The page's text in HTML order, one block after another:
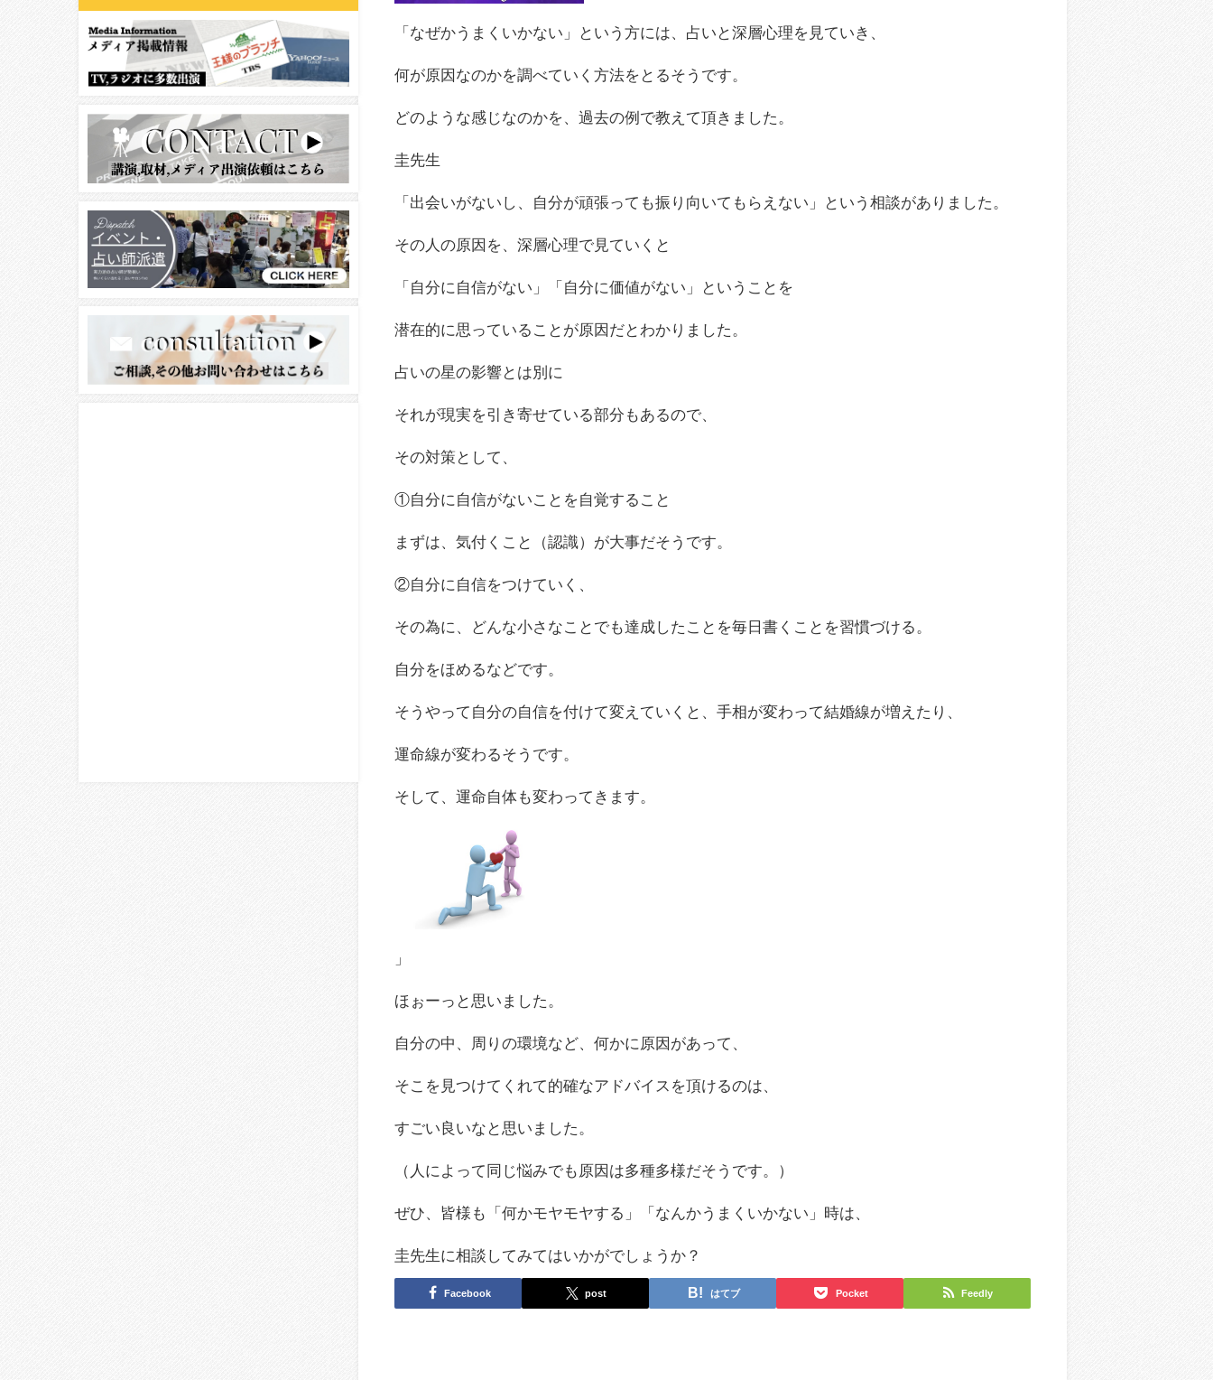
「なぜかうまくいかない」という方には、占いと深層心理を見ていき、
何が原因なのかを調べていく方法をとるそうです。
どのような感じなのかを、過去の例で教えて頂きました。
圭先生
「出会いがないし、自分が頑張っても振り向いてもらえない」という相談がありました。
その人の原因を、深層心理で見ていくと
「自分に自信がない」「自分に価値がない」ということを
潜在的に思っていることが原因だとわかりました。
占いの星の影響とは別に
それが現実を引き寄せている部分もあるので、
その対策として、
①自分に自信がないことを自覚すること
まずは、気付くこと（認識）が大事だそうです。
②自分に自信をつけていく、
その為に、どんな小さなことでも達成したことを毎日書くことを習慣づける。
自分をほめるなどです。
そうやって自分の自信を付けて変えていくと、手相が変わって結婚線が増えたり、
運命線が変わるそうです。
そして、運命自体も変わってきます。
」
ほぉーっと思いました。
自分の中、周りの環境など、何かに原因があって、
そこを見つけてくれて的確なアドバイスを頂けるのは、
すごい良いなと思いました。
（人によって同じ悩みでも原因は多種多様だそうです。）
ぜひ、皆様も「何かモヤモヤする」「なんかうまくいかない」時は、
圭先生に相談してみてはいかがでしょうか？
Facebook post はてブ Pocket Feedly